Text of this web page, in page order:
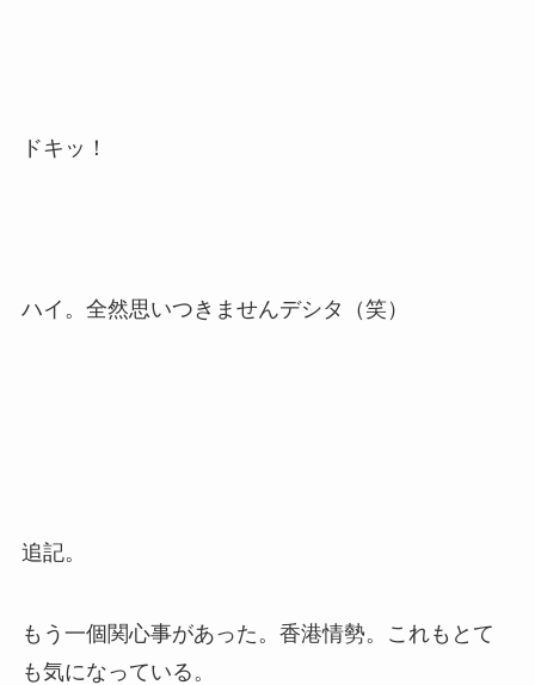
ドキッ！
ハイ。全然思いつきませんデシタ（笑）
追記。
もう一個関心事があった。香港情勢。これもとて
も気になっている。